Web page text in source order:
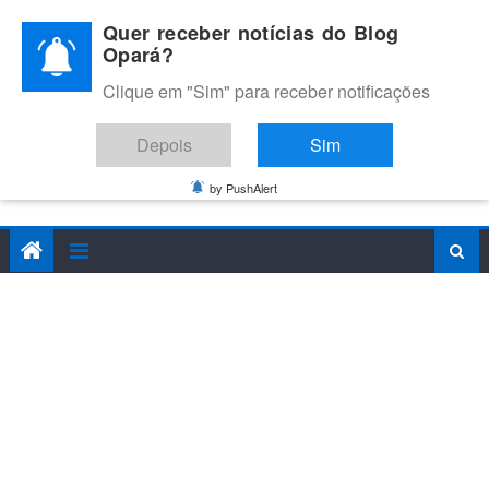
content
BLOG OPARÁ
Melhores notícias de Juazeiro, Petrolina e do Vale do São
Francisco
Quer receber notícias do Blog
Opará?
Clique em "Sim" para receber notificações
Depois Sim
by PushAlert